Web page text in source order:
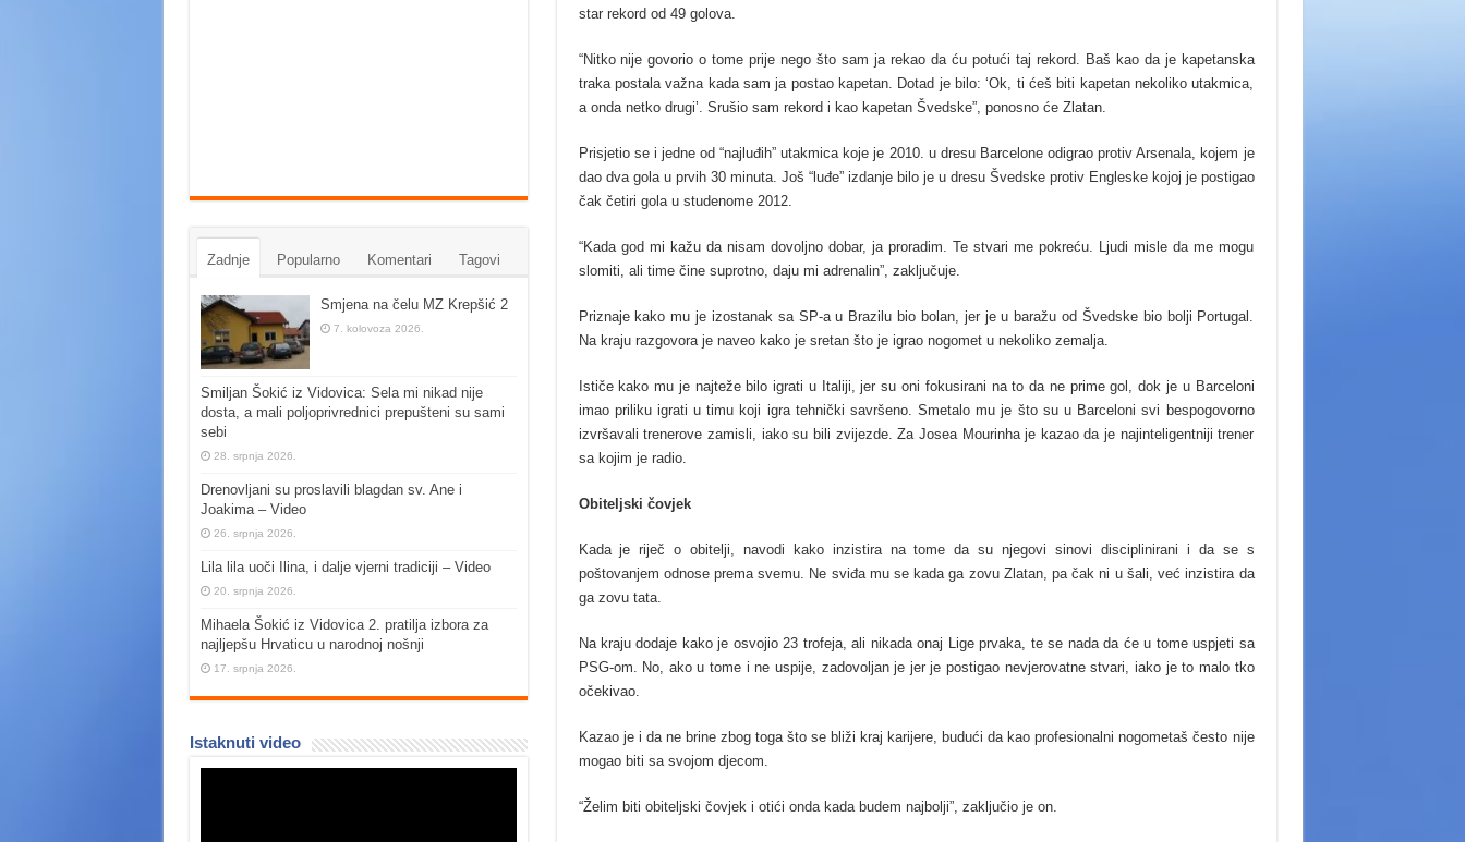
star rekord od 49 golova.
“Nitko nije govorio o tome prije nego što sam ja rekao da ću potući taj rekord. Baš kao da je kapetanska
traka postala važna kada sam ja postao kapetan. Dotad je bilo: ‘Ok, ti ćeš biti kapetan nekoliko utakmica,
a onda netko drugi’. Srušio sam rekord i kao kapetan Švedske”, ponosno će Zlatan.
Prisjetio se i jedne od “najluđih” utakmica koje je 2010. u dresu Barcelone odigrao protiv Arsenala, kojem je
dao dva gola u prvih 30 minuta. Još “luđe” izdanje bilo je u dresu Švedske protiv Engleske kojoj je postigao
čak četiri gola u studenome 2012.
“Kada god mi kažu da nisam dovoljno dobar, ja proradim. Te stvari me pokreću. Ljudi misle da me mogu
slomiti, ali time čine suprotno, daju mi adrenalin”, zaključuje.
Priznaje kako mu je izostanak sa SP-a u Brazilu bio bolan, jer je u baražu od Švedske bio bolji Portugal.
Na kraju razgovora je naveo kako je sretan što je igrao nogomet u nekoliko zemalja.
Ističe kako mu je najteže bilo igrati u Italiji, jer su oni fokusirani na to da ne prime gol, dok je u Barceloni
imao priliku igrati u timu koji igra tehnički savršeno. Smetalo mu je što su u Barceloni svi bespogovorno
izvršavali trenerove zamisli, iako su bili zvijezde. Za Josea Mourinha je kazao da je najinteligentniji trener
sa kojim je radio.
Obiteljski čovjek
Kada je riječ o obitelji, navodi kako inzistira na tome da su njegovi sinovi disciplinirani i da se s
poštovanjem odnose prema svemu. Ne sviđa mu se kada ga zovu Zlatan, pa čak ni u šali, već inzistira da
ga zovu tata.
Na kraju dodaje kako je osvojio 23 trofeja, ali nikada onaj Lige prvaka, te se nada da će u tome uspjeti sa
PSG-om. No, ako u tome i ne uspije, zadovoljan je jer je postigao nevjerovatne stvari, iako je to malo tko
očekivao.
Kazao je i da ne brine zbog toga što se bliži kraj karijere, budući da kao profesionalni nogometaš često nije
mogao biti sa svojom djecom.
“Želim biti obiteljski čovjek i otići onda kada budem najbolji”, zaključio je on.
Zadnje Popularno Komentari Tagovi
Smjena na čelu MZ Krepšić 2
7. kolovoza 2026.
Smiljan Šokić iz Vidovica: Sela mi nikad nije
dosta, a mali poljoprivrednici prepušteni su sami
sebi
28. srpnja 2026.
Drenovljani su proslavili blagdan sv. Ane i
Joakima – Video
26. srpnja 2026.
Lila lila uoči Ilina, i dalje vjerni tradiciji – Video
20. srpnja 2026.
Mihaela Šokić iz Vidovica 2. pratilja izbora za
najljepšu Hrvaticu u narodnoj nošnji
17. srpnja 2026.
Istaknuti video